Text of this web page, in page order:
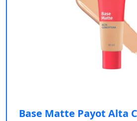
Base Matte Payot Alta